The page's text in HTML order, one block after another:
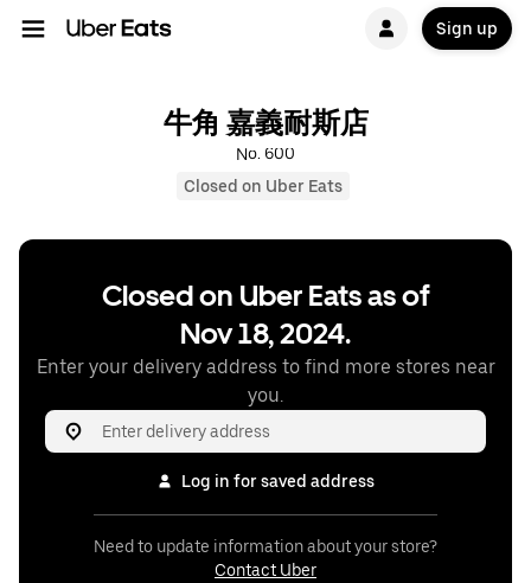
Sign up
牛角 嘉義耐斯店
No. 600
Closed on Uber Eats
Closed on Uber Eats as of
Nov 18, 2024.
Enter your delivery address to find more stores near
you.
Log in for saved address
Need to update information about your store?
Contact Uber